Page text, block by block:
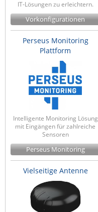
IT-Lösungen zu erleichtern.
Vorkonfigurationen
Perseus Monitoring
Plattform
Intelligente Monitoring Lösung
mit Eingängen für zahlreiche
Sensoren
Perseus Monitoring
Vielseitige Antenne